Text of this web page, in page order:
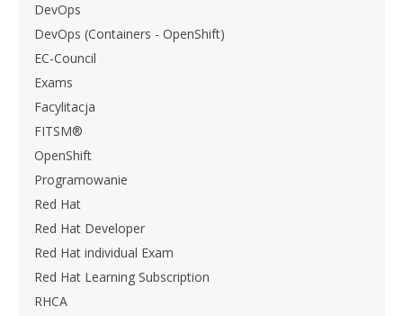
DevOps
DevOps (Containers - OpenShift)
EC-Council
Exams
Facylitacja
FITSM®
OpenShift
Programowanie
Red Hat
Red Hat Developer
Red Hat individual Exam
Red Hat Learning Subscription
RHCA